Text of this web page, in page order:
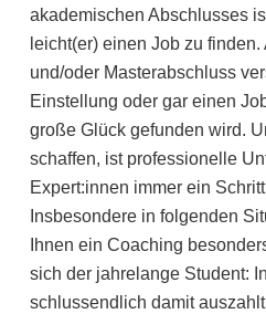
akademischen Abschlusses
leicht(er) einen Job zu
und/oder Masterabschluss
Einstellung oder gar einen
große Glück gefunden wird.
schaffen, ist professionelle
Expert:innen immer ein
Insbesondere in folgenden
Ihnen ein Coaching
sich der jahrelange Student:
schlussendlich damit